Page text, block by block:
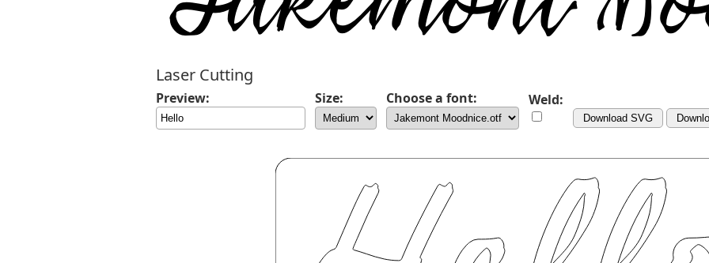
Laser Cutting
Preview: Size: Choose a font: Weld:
Download SVG